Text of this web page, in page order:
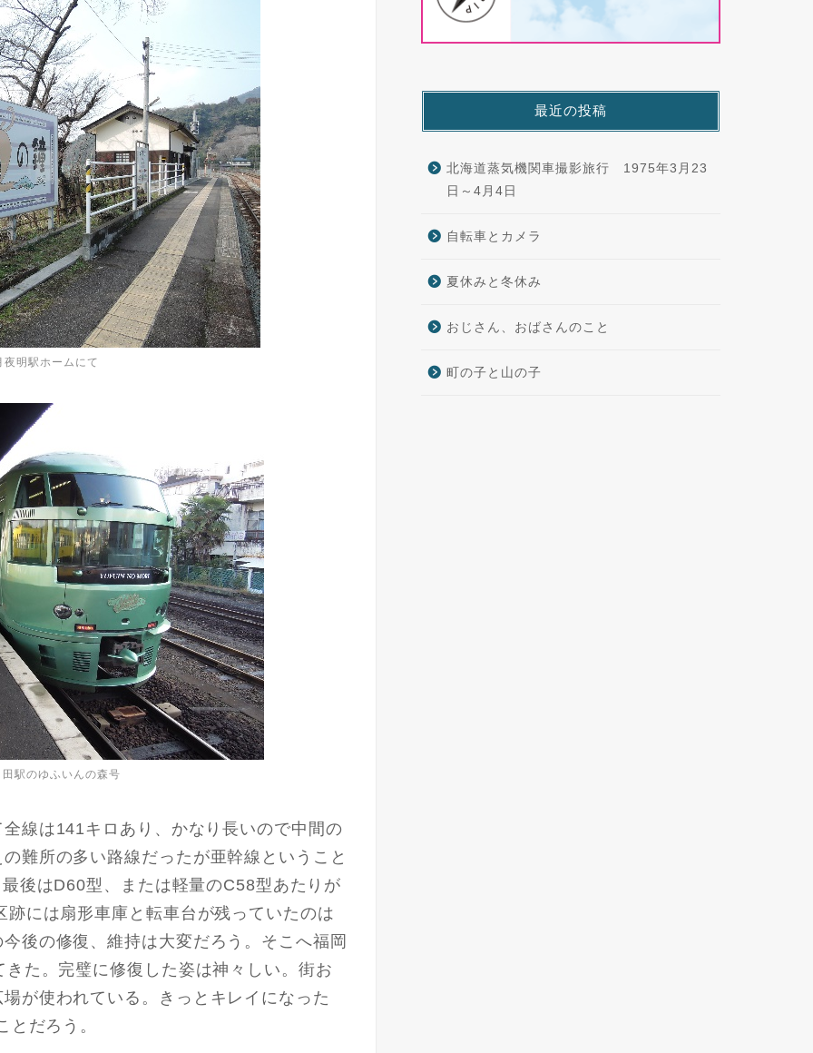
明駅ホームにて
駅のゆふいんの森号
線は141キロあり、かなり長いので中間の
難所の多い路線だったが亜幹線ということ
後はD60型、または軽量のC58型あたりが
には扇形車庫と転車台が残っていたのは
後の修復、維持は大変だろう。そこへ福岡
た。完璧に修復した姿は神々しい。街お
が使われている。きっとキレイになった
だろう。
最近の投稿
北海道蒸気機関車撮影旅行 1975年3月23
日～4月4日
自転車とカメラ
夏休みと冬休み
おじさん、おばさんのこと
町の子と山の子